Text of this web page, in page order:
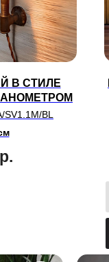
В СТИЛЕ
SV1.1M/BL
р.